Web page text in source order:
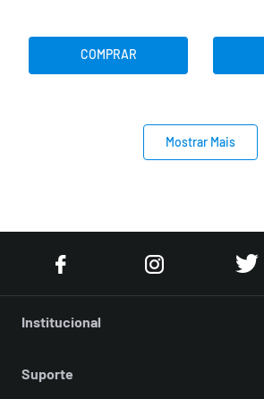
COMPRAR
Mostrar Mais
Institucional
Suporte